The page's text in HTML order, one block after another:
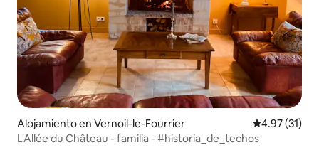
Alojamiento en Vernoil-le-Fourrier Calificación
4.97 (31)
L'Allée du Château - familia - #historia_de_techos